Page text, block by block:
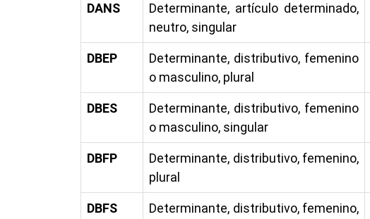
DANS
Determinante, artículo determinado,
neutro, singular
DBEP
Determinante, distributivo, femenino
o masculino, plural
DBES
Determinante, distributivo, femenino
o masculino, singular
DBFP
Determinante, distributivo, femenino,
plural
DBFS
Determinante, distributivo, femenino,